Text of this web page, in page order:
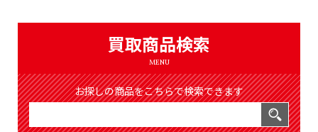
買取商品検索
MENU
お探しの商品をこちらで検索できます